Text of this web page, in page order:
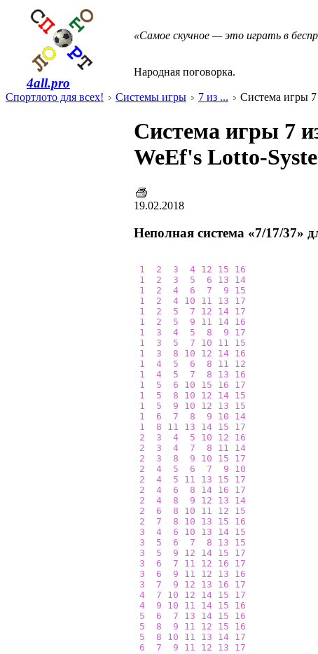
4all.pro
«Самое скучное — это играть в
Народная поговорка.
Спортлото для всех! Системы игры 7 из ... Система игры 7
Система игры 7
WeEf's Lotto-
19.02.2018
Неполная система «7/17/37»
1 2 3 4 12 15
16
1
2 3 5 6 13
14
1
2 4 6 7 9
15
1
2 4 10 11 13
17
1
2 5 7 12 14 17
1
2 5 9 11 14 16
1
3 4 5 8 9
17
1
3 5 7 10 11
15
1
3 8 10 12 14 16
1
4 5 6 8 11
12
1
4 5 7 8 13
16
1
5 6 10 15 16
17
1
5 8 10 12 14 15
1
5 9 10 12 13
15
1
6 7 8 9 10
14
1
8 11 13 14 15
17
2
3 4 5 10 12
16
2
3 4 7 8 11
14
2
3 8 9 10 15
17
2
4 5 6 7 9
10
2
4 5 11 13 15
17
2
4 6 8 14 16
17
2
4 8 9 12 13
14
2
6 8 10 11 12
15
2
7 8 10 13 15
16
3
4 6 10 13 14 15
3
5 6 7 8 13
15
3
5 9 12 14 15
17
3
6 7 11 12 16
17
3
6 9 11 12 13
16
3
7 9 12 13 16
17
4
7 10 12 14 15
17
4
9 10 11 14 15
16
5
6 7 13 14 15
16
5
8 9 11 12 15
16
5
8 10 11 13 14 17
6
7 9 11 12 13 17